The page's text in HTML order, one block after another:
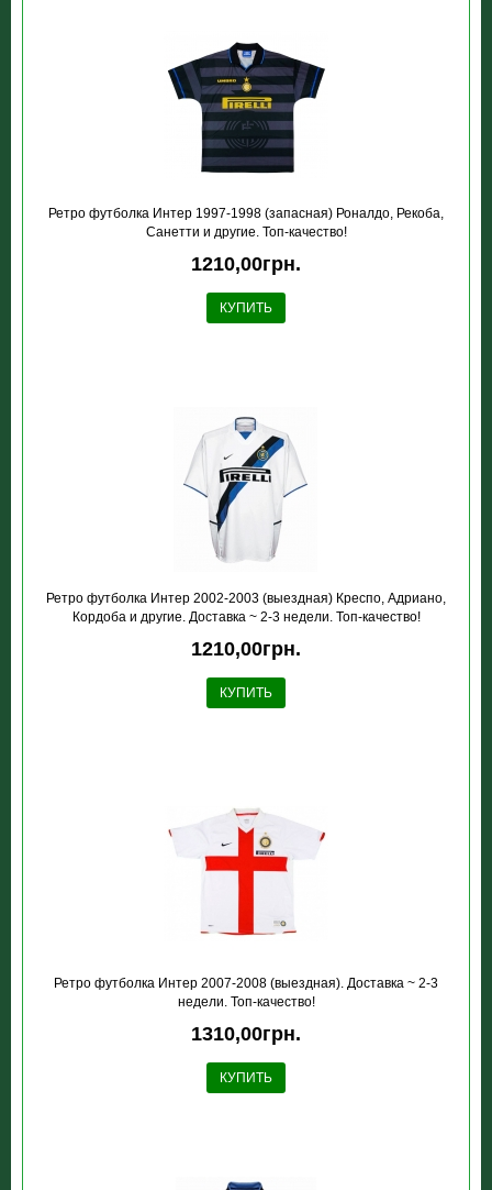
Ретро футболка Интер 1997-1998 (запасная) Роналдо, Рекоба,
Санетти и другие. Топ-качество!
1210,00грн.
КУПИТЬ
Ретро футболка Интер 2002-2003 (выездная) Креспо, Адриано,
Кордоба и другие. Доставка ~ 2-3 недели. Топ-качество!
1210,00грн.
КУПИТЬ
Ретро футболка Интер 2007-2008 (выездная). Доставка ~ 2-3
недели. Топ-качество!
1310,00грн.
КУПИТЬ